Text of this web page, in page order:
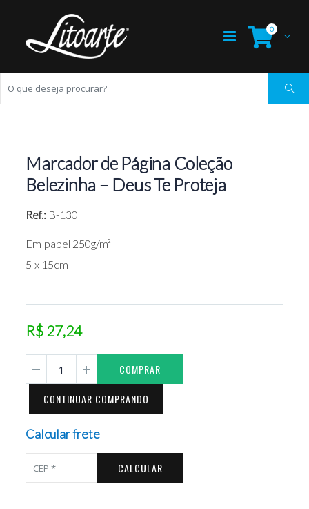
0
Marcador de Página Coleção
Belezinha – Deus Te Proteja
Ref.: B-130
Em papel 250g/m²
5 x 15cm
R$ 27,24
COMPRAR
CONTINUAR COMPRANDO
Calcular frete
CALCULAR